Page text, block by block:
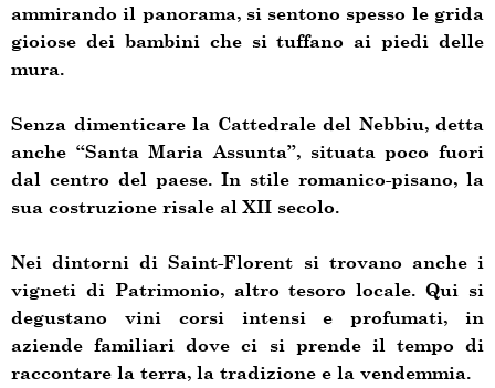
ammirando il panorama, si sentono spesso le grida
gioiose dei bambini che si tuffano ai piedi delle
mura.
Senza dimenticare la Cattedrale del Nebbiu, detta
anche “Santa Maria Assunta”, situata poco fuori
dal centro del paese. In stile romanico-pisano, la
sua costruzione risale al XII secolo.
Nei dintorni di Saint-Florent si trovano anche i
vigneti di Patrimonio, altro tesoro locale. Qui si
degustano vini corsi intensi e profumati, in
aziende familiari dove ci si prende il tempo di
raccontare la terra, la tradizione e la vendemmia.